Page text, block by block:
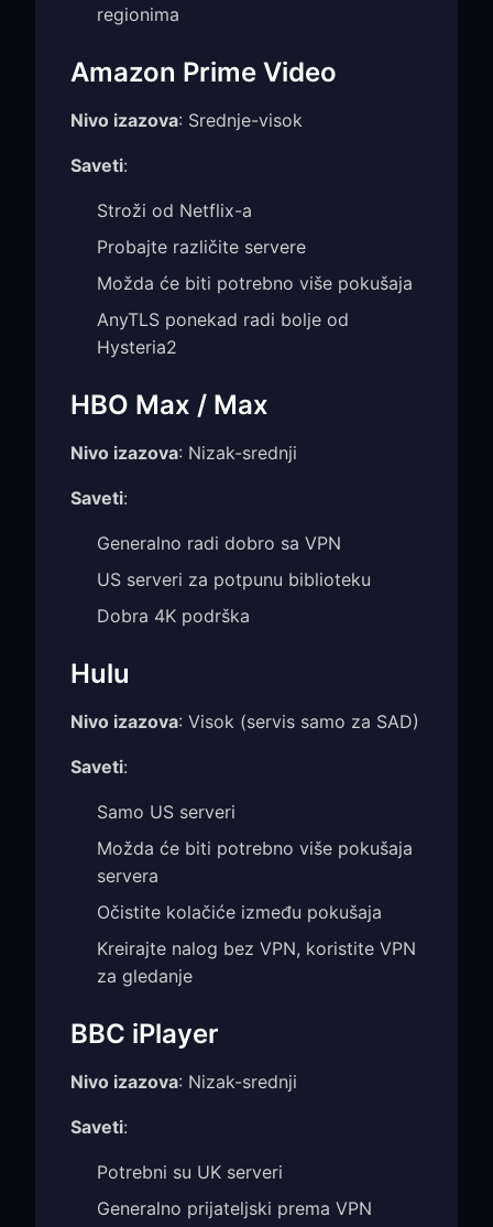
regionima
Amazon Prime Video
Nivo izazova: Srednje-visok
Saveti:
Stroži od Netflix-a
Probajte različite servere
Možda će biti potrebno više pokušaja
AnyTLS ponekad radi bolje od
Hysteria2
HBO Max / Max
Nivo izazova: Nizak-srednji
Saveti:
Generalno radi dobro sa VPN
US serveri za potpunu biblioteku
Dobra 4K podrška
Hulu
Nivo izazova: Visok (servis samo za SAD)
Saveti:
Samo US serveri
Možda će biti potrebno više pokušaja
servera
Očistite kolačiće između pokušaja
Kreirajte nalog bez VPN, koristite VPN
za gledanje
BBC iPlayer
Nivo izazova: Nizak-srednji
Saveti:
Potrebni su UK serveri
Generalno prijateljski prema VPN